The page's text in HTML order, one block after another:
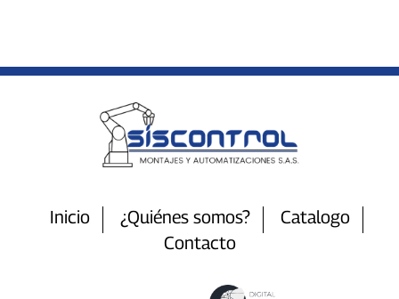
Inicio ¿Quiénes somos?
Catalogo
Contacto